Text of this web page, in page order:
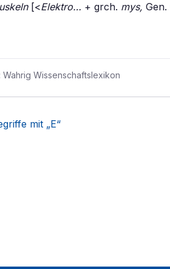
[<Elektro… + grch. mys, Gen.
Wahrig Wissenschaftslexikon
mit „E“